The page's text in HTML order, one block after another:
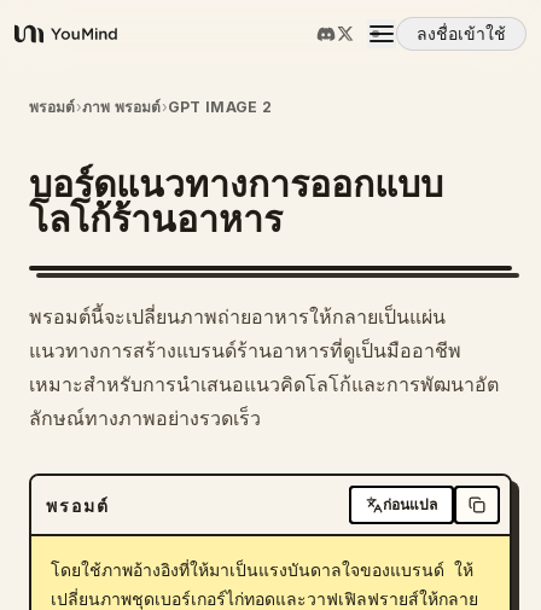
YouMind
ลงชื่อเข้าใช้
ภาพรวม
กรณีการใช้งาน
ทักษะ
พรอมต์
ราคา
ดาวน์โหลด
บล็อก
พรอมต์›ภาพ พรอมต์›GPT IMAGE 2
บอร์ดแนวทางการออกแบบ
โลโก้ร้านอาหาร
1
พรอมต์นี้จะเปลี่ยนภาพถ่ายอาหารให้กลายเป็นแผ่น
แนวทางการสร้างแบรนด์ร้านอาหารที่ดูเป็นมืออาชีพ
เหมาะสำหรับการนำเสนอแนวคิดโลโก้และการพัฒนาอัต
ลักษณ์ทางภาพอย่างรวดเร็ว
พรอมต์ ก่อนแปล
โดยใช้ภาพอ้างอิงที่ให้มาเป็นแรงบันดาลใจของแบรนด์ ให้
เปลี่ยนภาพชุดเบอร์เกอร์ไก่ทอดและวาฟเฟิลฟรายส์ให้กลาย